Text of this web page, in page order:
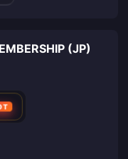
(JP)